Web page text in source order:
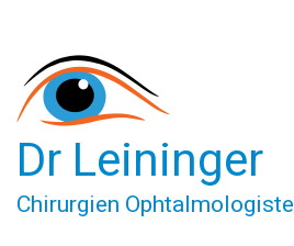
Dr Leininger
Chirurgien Ophtalmologiste